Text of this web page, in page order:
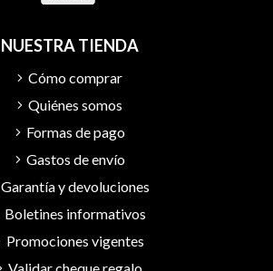
NUESTRA TIENDA
Cómo comprar
Quiénes somos
Formas de pago
Gastos de envío
Garantía y devoluciones
Boletines informativos
Promociones vigentes